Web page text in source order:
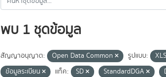
พบ 1 ชุดข้อมูล
สัญญาอนุญาต: Open Data Common รูปแบบ:
ข้อมูลระเบียน
แท็ค: SD StandardDGA